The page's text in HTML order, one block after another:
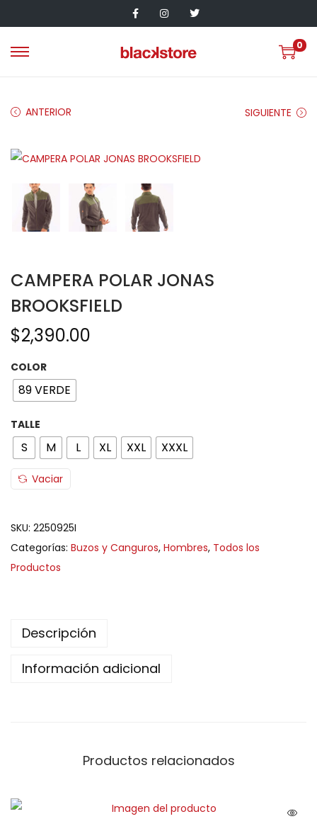
0
ANTERIOR SIGUIENTE
CAMPERA POLAR JONAS
BROOKSFIELD
$2,390.00
COLOR
89 VERDE
TALLE
S M L XL XXL XXXL
Vaciar
SKU: 2250925I
Categorías: Buzos y Canguros, Hombres, Todos los
Productos
Descripción
Información adicional
Productos relacionados